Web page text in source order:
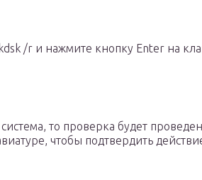
/r и нажмите кнопку Enter на
то проверка будет
чтобы подтвердить